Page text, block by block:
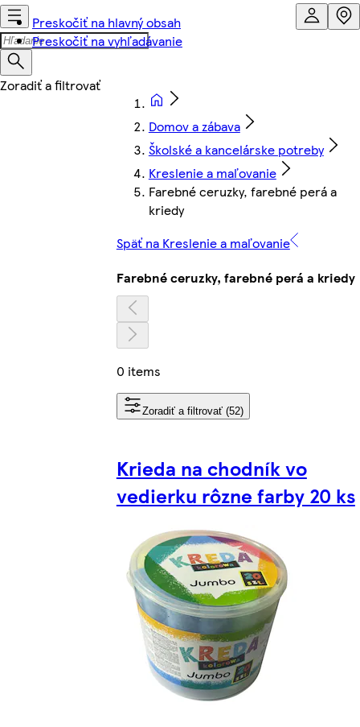
Preskočiť na hlavný obsah
Preskočiť na vyhľadávanie
Domov a zábava
Školské a kancelárske potreby
Kreslenie a maľovanie
Farebné ceruzky, farebné perá a
kriedy
Späť na Kreslenie a maľovanie
Farebné ceruzky, farebné perá a kriedy
0 items
Zoradiť a filtrovať (52)
Krieda na chodník vo
vedierku rôzne farby 20 ks